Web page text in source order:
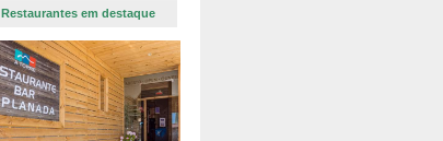
Restaurantes em destaque